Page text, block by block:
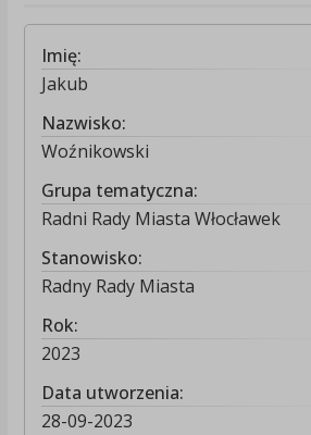
Imię:
Jakub
Nazwisko:
Woźnikowski
Grupa tematyczna:
Radni Rady Miasta Włocławek
Stanowisko:
Radny Rady Miasta
Rok:
2023
Data utworzenia:
28-09-2023